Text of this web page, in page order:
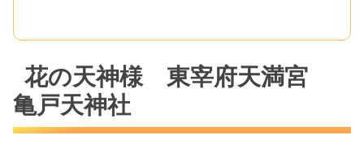
花の天神様 東宰府天満宮
亀戸天神社